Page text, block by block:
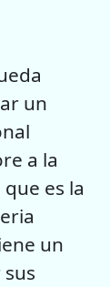
un
a la
es la
un